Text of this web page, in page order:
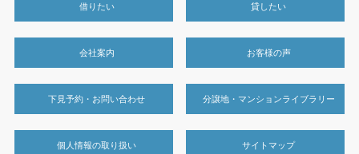
借りたい 貸したい
会社案内 お客様の声
下見予約・お問い合わせ 分譲地・マンションライブラリー
個人情報の取り扱い サイトマップ